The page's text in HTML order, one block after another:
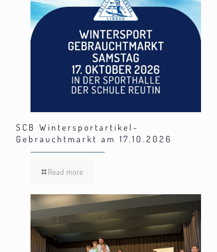
SCB Wintersportartikel-
Gebrauchtmarkt am 17.10.2026
Read more